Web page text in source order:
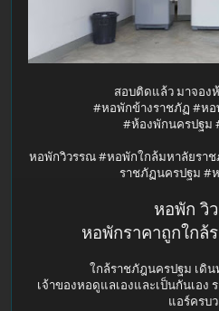
สอบติดแล้ว มาจอง
#หอพักข้างราชภัฏ #ห
#ห้องพักนครปฐม
หอพักวิวรรณ #หอพักใกล้มหาลัยรา
ราชภัฏนครปฐม #
หอพัก วิ
หอพักราคาถูกใก
ใกล้ราชภัฎนครปฐม เดิ
เจ้าของหอดูแลเองและเป็นกันเอง
แอร์ครบ